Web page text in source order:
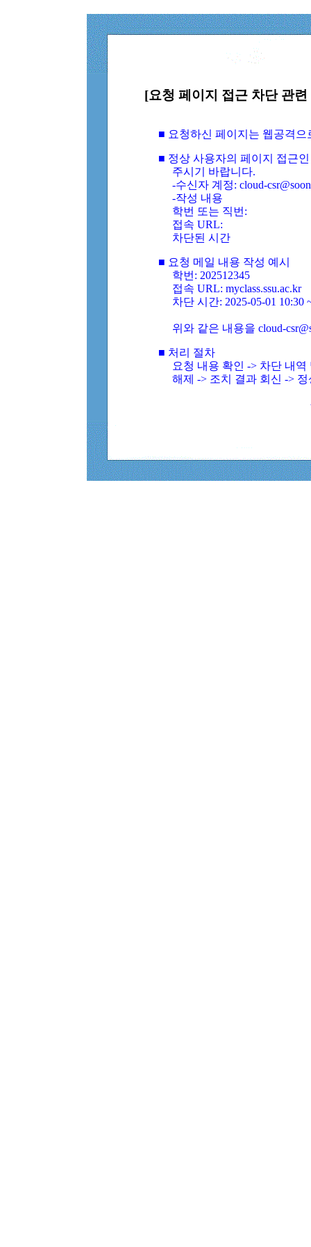
[요청 페이지 접근 차단 관
■ 요청하신 페이지는 웹공격
■ 정상 사용자의 페이지 접근
주시기 바랍니다.
-수신자 계정: cloud-
-작성 내용
학번 또는 직번:
접속 URL:
차단된 시간
■ 요청 메일 내용 작성 예시
학번: 202512345
접속 URL: myclass.ssu.ac.kr
차단 시간: 2025-05-01 10:30
위와 같은 내용을 cloud-
■ 처리 절차
요청 내용 확인 -> 차단 내
해제 -> 조치 결과 회신 ->